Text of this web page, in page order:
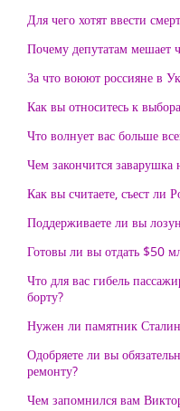
Для чего хотят ввести
Почему депутатам мешает
За что воюют россияне в
Как вы относитесь к
Что волнует вас больше
Чем закончится заварушка
Как вы считаете, съест ли
Поддерживаете ли вы
Готовы ли вы отдать $50
Что для вас гибель
борту?
Нужен ли памятник
Одобряете ли вы
ремонту?
Чем запомнился вам